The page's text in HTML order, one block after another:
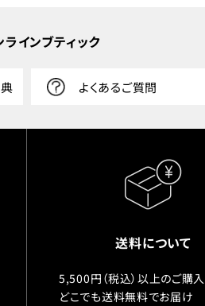
インブティック
よくあるご質問
送料について
5,500円（税込）以上のご購
どこでも送料無料でお届け